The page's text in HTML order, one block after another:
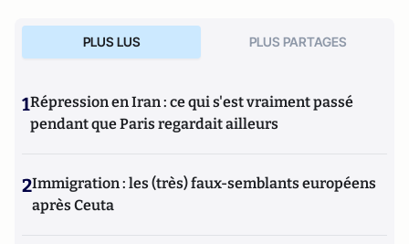
PLUS LUS PLUS PARTAGES
1Répression en Iran : ce qui s'est vraiment passé
pendant que Paris regardait ailleurs
2Immigration : les (très) faux-semblants européens
après Ceuta